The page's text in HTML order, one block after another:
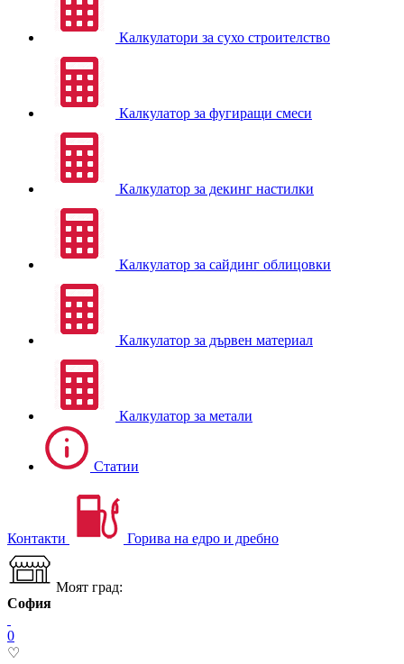
Калкулатори за сухо строителство
Калкулатор за фугиращи смеси
Калкулатор за декинг настилки
Калкулатор за сайдинг облицовки
Калкулатор за дървен материал
Калкулатор за метали
Статии
Контакти Горива на едро и дребно
Моят град:
София
0
♡